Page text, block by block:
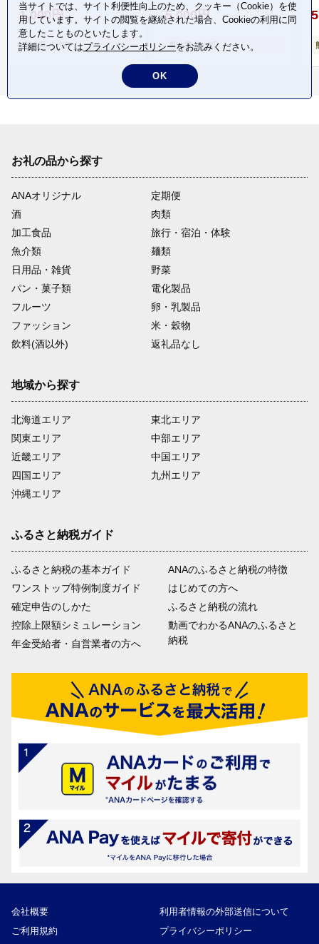
1,000円
熊本県 八代市
5,000円
熊本県 氷川町
お礼の品から探す
ANAオリジナル
定期便
酒
肉類
加工食品
旅行・宿泊・体験
魚介類
麺類
日用品・雑貨
野菜
パン・菓子類
電化製品
フルーツ
卵・乳製品
ファッション
米・穀物
飲料(酒以外)
返礼品なし
地域から探す
北海道エリア
関東エリア
近畿エリア
四国エリア
沖縄エリア
東北エリア
中部エリア
中国エリア
九州エリア
ふるさと納税ガイド
ふるさと納税の基本ガイド
ワンストップ特例制度ガイド
確定申告のしかた
控除上限額シミュレーション
年金受給者・自営業者の方へ
ANAのふるさと納税の特徴
はじめての方へ
ふるさと納税の流れ
動画でわかるANAのふるさと
納税
会社概要
利用者情報の外部送信について
ご利用規約
プライバシーポリシー
当サイトでは、サイト利便性向上のため、クッキー（Cookie）を使
用しています。サイトの閲覧を継続された場合、Cookieの利用に同
意したことものといたします。
詳細についてはプライバシーポリシーをお読みください。
OK